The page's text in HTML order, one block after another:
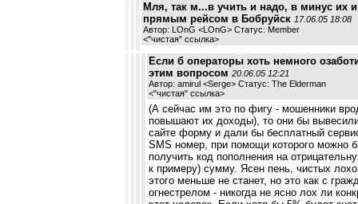
Мля, так м...в учить и надо, в минус их и
прямым рейсом в Бобруйск 17.06.05 18:08
Автор: LOnG <LOnG> Статус: Member
<"чистая" ссылка>
Если б операторы хоть немного
этим вопросом 20.06.05 12:21
Автор: amirul <Serge> Статус: The Elderman
<"чистая" ссылка>
(А сейчас им это по фигу - мошенники
повышают их доходы), то они бы
сайте форму и дали бы бесплатный
SMS номер, при помощи которого можно
получить код пополнения на
к примеру) сумму. Ясен пень, чистых
этого меньше не станет, но это как с
огнестрелом - никогда не ясно лох ли